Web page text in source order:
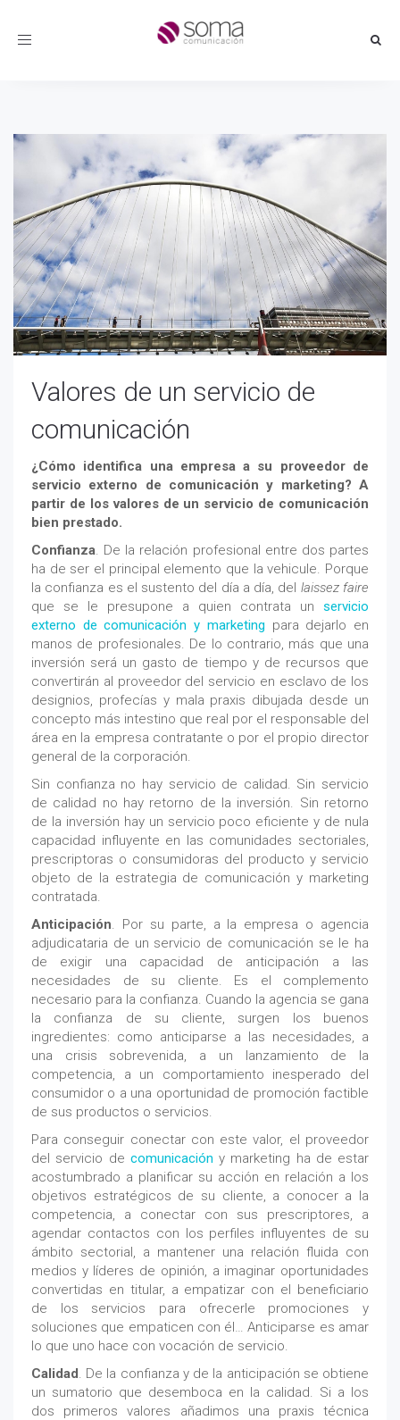
Toggle
Valores de un servicio de
comunicación
¿Cómo identifica una empresa a su proveedor de
servicio externo de comunicación y marketing? A
partir de los valores de un servicio de comunicación
bien prestado.
Confianza. De la relación profesional entre dos partes
ha de ser el principal elemento que la vehicule. Porque
la confianza es el sustento del día a día, del laissez faire
que se le presupone a quien contrata un servicio
externo de comunicación y marketing para dejarlo en
manos de profesionales. De lo contrario, más que una
inversión será un gasto de tiempo y de recursos que
convertirán al proveedor del servicio en esclavo de los
designios, profecías y mala praxis dibujada desde un
concepto más intestino que real por el responsable del
área en la empresa contratante o por el propio director
general de la corporación.
Sin confianza no hay servicio de calidad. Sin servicio
de calidad no hay retorno de la inversión. Sin retorno
de la inversión hay un servicio poco eficiente y de nula
capacidad influyente en las comunidades sectoriales,
prescriptoras o consumidoras del producto y servicio
objeto de la estrategia de comunicación y marketing
contratada.
Anticipación. Por su parte, a la empresa o agencia
adjudicataria de un servicio de comunicación se le ha
de exigir una capacidad de anticipación a las
necesidades de su cliente. Es el complemento
necesario para la confianza. Cuando la agencia se gana
la confianza de su cliente, surgen los buenos
ingredientes: como anticiparse a las necesidades, a
una crisis sobrevenida, a un lanzamiento de la
competencia, a un comportamiento inesperado del
consumidor o a una oportunidad de promoción factible
de sus productos o servicios.
Para conseguir conectar con este valor, el proveedor
del servicio de comunicación y marketing ha de estar
acostumbrado a planificar su acción en relación a los
objetivos estratégicos de su cliente, a conocer a la
competencia, a conectar con sus prescriptores, a
agendar contactos con los perfiles influyentes de su
ámbito sectorial, a mantener una relación fluida con
medios y líderes de opinión, a imaginar oportunidades
convertidas en titular, a empatizar con el beneficiario
de los servicios para ofrecerle promociones y
soluciones que empaticen con él… Anticiparse es amar
lo que uno hace con vocación de servicio.
Calidad. De la confianza y de la anticipación se obtiene
un sumatorio que desemboca en la calidad. Si a los
dos primeros valores añadimos una praxis técnica